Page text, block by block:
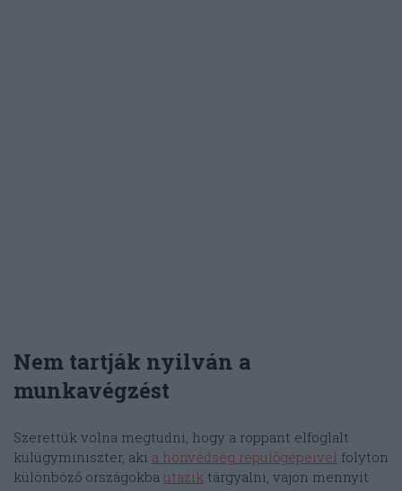
Nem tartják nyilván a
munkavégzést
Szerettük volna megtudni, hogy a roppant elfoglalt
külügyminiszter, aki a honvédség repülőgépeivel folyton
különböző országokba utazik tárgyalni, vajon mennyit